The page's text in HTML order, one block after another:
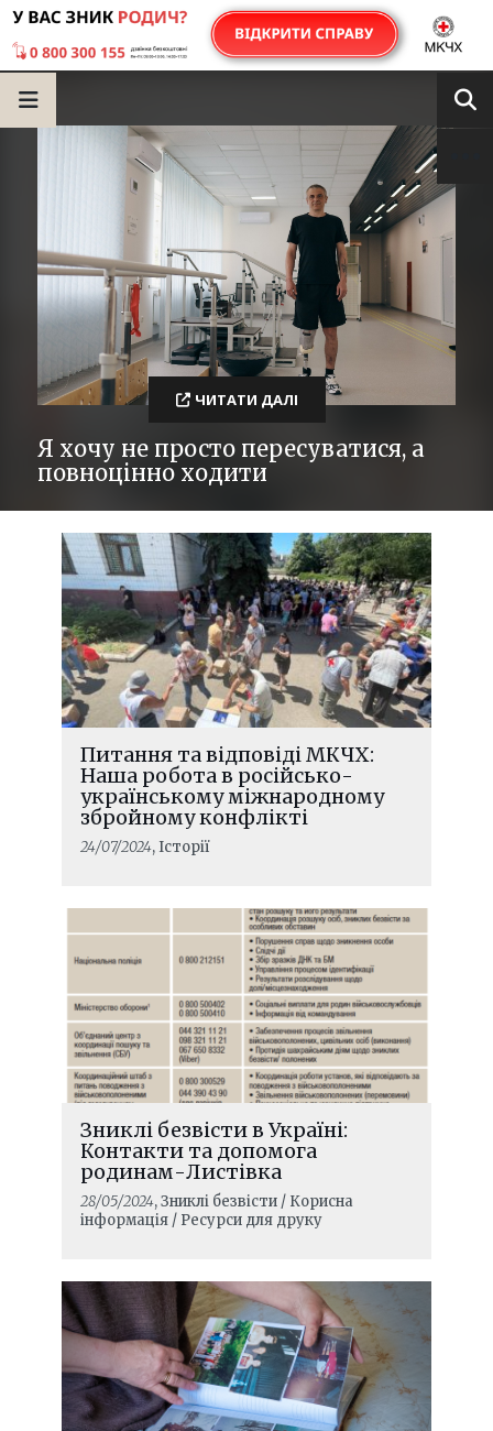
Я хочу не просто пересуватися, а
повноцінно ходити
ЧИТАТИ ДАЛІ
Мене вбили, а я забула померти:
життя родини, яка чекає
ЧИТАТИ ДАЛІ
Питання та відповіді МКЧХ:
Наша робота в російсько-
українському міжнародному
збройному конфлікті
24/07/2024, Історії
Зниклі безвісти в Україні:
Контакти та допомога
родинам-Листівка
28/05/2024, Зниклі безвісти / Корисна
інформація / Ресурси для друку